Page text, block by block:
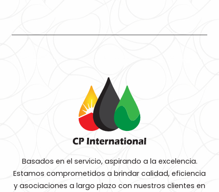
Basados en el servicio, aspirando a la excelencia.
Estamos comprometidos a brindar calidad, eficiencia
y asociaciones a largo plazo con nuestros clientes en